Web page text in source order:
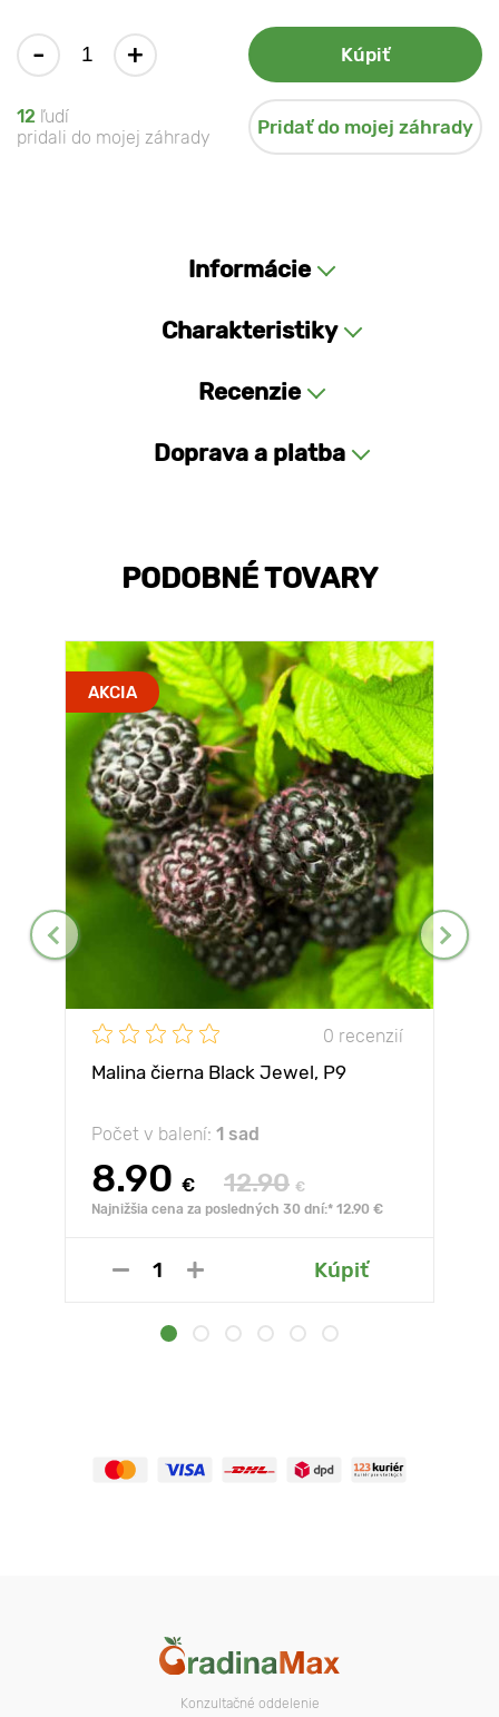
- + Kúpiť
12 ľudí
pridali do mojej záhrady
Pridať do mojej záhrady
Informácie
Charakteristiky
Recenzie
Doprava a platba
PODOBNÉ TOVARY
AKCIA
0 recenzií
Malina čierna Black Jewel, Р9
Počet v balení: 1 sad
8.90 € 12.90 €
Najnižšia cena za posledných 30 dní:* 12.90 €
Kúpiť
Konzultačné oddelenie